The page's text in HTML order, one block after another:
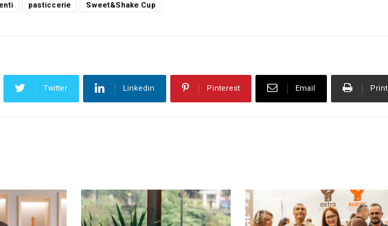
pasticcerie Sweet&Shake Cup
Twitter Linkedin Pinterest Email Print